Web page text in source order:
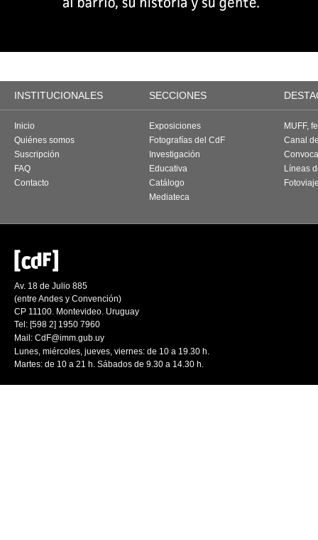
INSTITUCIONALES SECCIONES
Inicio
Quiénes somos
Suscripción
FAQ
Contacto
Exposiciones
Fotografías del CdF
Investigación
Educativa
Catálogo
Mediateca
MUFF,
Canal
Líneas
Av. 18 de Julio 885
(entre Andes y Convención)
CP 11100. Montevideo. Uruguay
Tel: [598 2] 1950 7960
Mail: CdF@imm.gub.uy
Lunes, miércoles, jueves, viernes: de 10 a 19.30 h.
Martes: de 10 a 21 h. Sábados de 9.30 a 14.30 h.